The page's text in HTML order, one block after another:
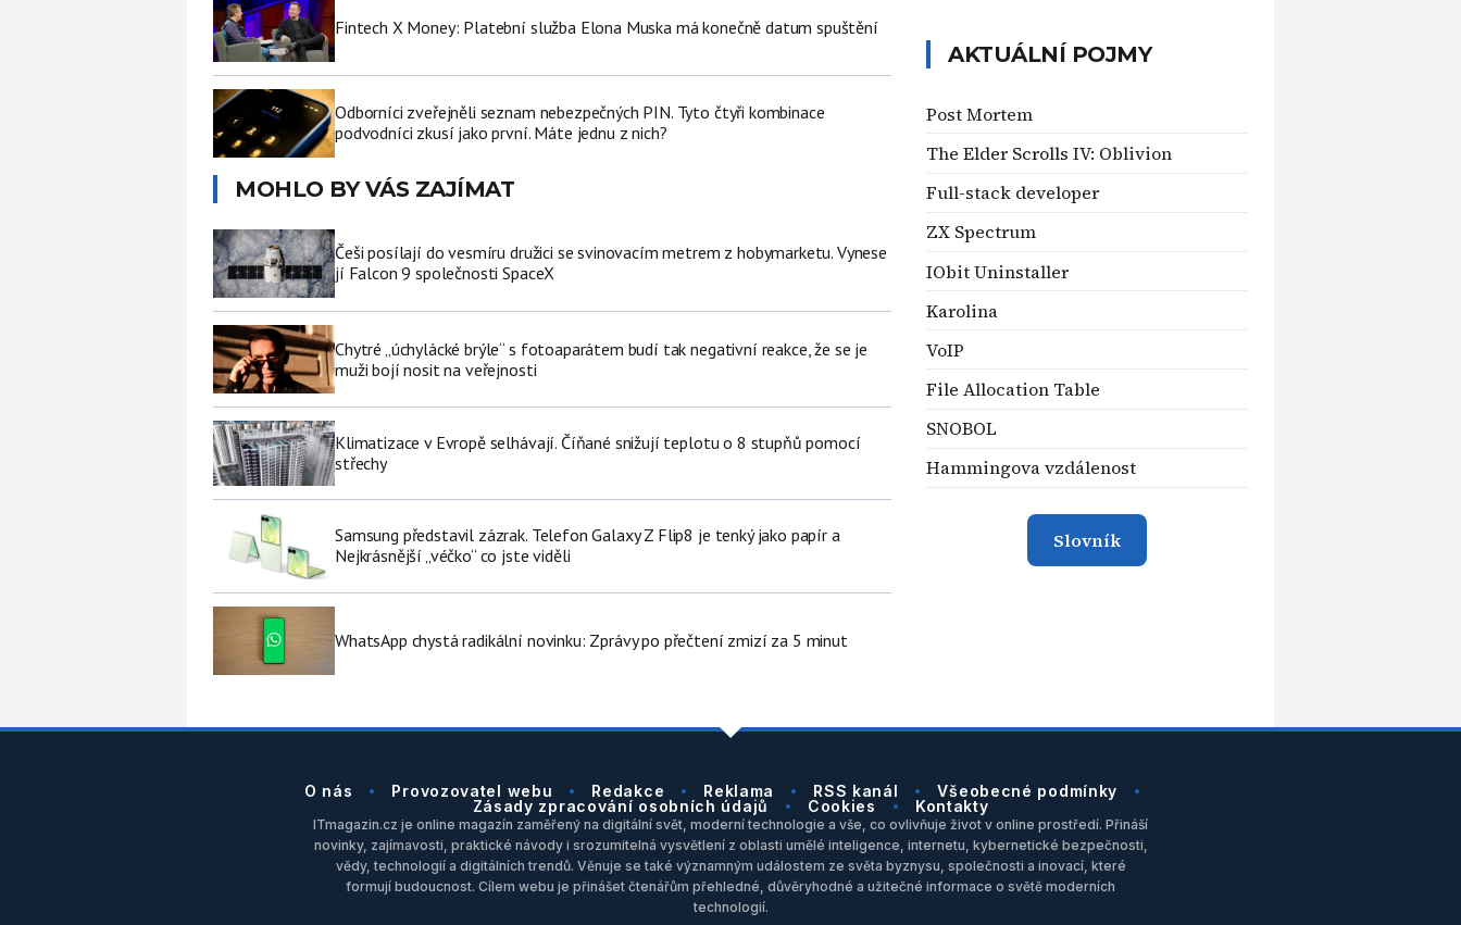
Fintech X Money: Platební služba Elona Muska má konečně datum spuštění
Odborníci zveřejněli seznam nebezpečných PIN. Tyto čtyři kombinace
podvodníci zkusí jako první. Máte jednu z nich?
MOHLO BY VÁS ZAJÍMAT
Češi posílají do vesmíru družici se svinovacím metrem z hobymarketu. Vynese
jí Falcon 9 společnosti SpaceX
Chytré „úchylácké brýle“ s fotoaparátem budí tak negativní reakce, že se je
muži bojí nosit na veřejnosti
Klimatizace v Evropě selhávají. Číňané snižují teplotu o 8 stupňů pomocí
střechy
Samsung představil zázrak. Telefon Galaxy Z Flip8 je tenký jako papír a
Nejkrásnější „véčko“ co jste viděli
WhatsApp chystá radikální novinku: Zprávy po přečtení zmizí za 5 minut
AKTUÁLNÍ POJMY
Post Mortem
The Elder Scrolls IV: Oblivion
Full-stack developer
ZX Spectrum
IObit Uninstaller
Karolina
VoIP
File Allocation Table
SNOBOL
Hammingova vzdálenost
Slovník
O nás Provozovatel webu Redakce Reklama RSS kanál
Všeobecné podmínky
Zásady zpracování osobních údajů
Cookies Kontakty
ITmagazin.cz je online magazín zaměřený na digitální svět, moderní technologie a vše, co ovlivňuje život v online prostředí. Přináší
novinky, zajímavosti, praktické návody i srozumitelná vysvětlení z oblasti umělé inteligence, internetu, kybernetické bezpečnosti,
vědy, technologií a digitálních trendů. Věnuje se také významným událostem ze světa byznysu, společnosti a inovací, které
formují budoucnost. Cílem webu je přinášet čtenářům přehledné, důvěryhodné a užitečné informace o světě moderních
technologií.